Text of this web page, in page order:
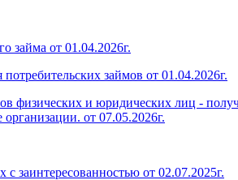
займа от 01.04.2026г.
займов от 01.04.2026г.
физических и юридических лиц -
от 07.05.2026г.
заинтересованностью от 02.07.2025г.